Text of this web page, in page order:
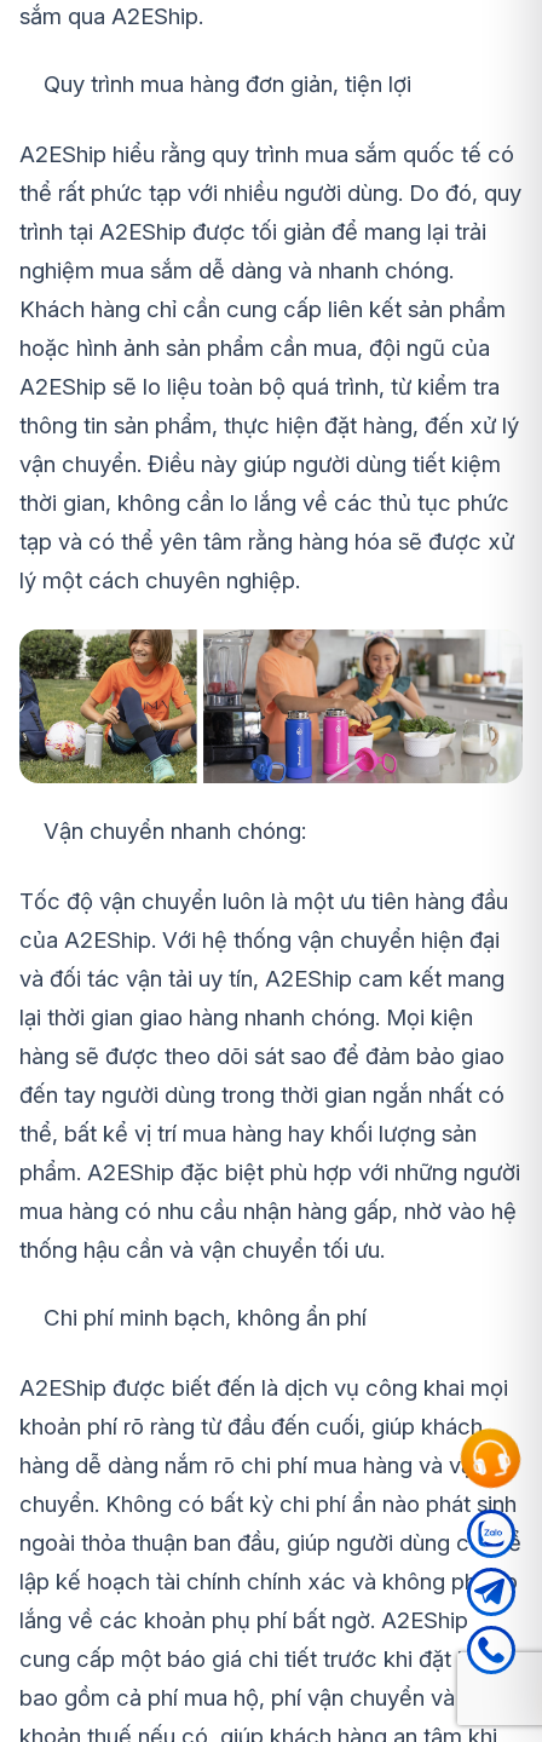
sắm qua A2EShip.
Quy trình mua hàng đơn giản, tiện lợi
A2EShip hiểu rằng quy trình mua sắm quốc tế có
thể rất phức tạp với nhiều người dùng. Do đó, quy
trình tại A2EShip được tối giản để mang lại trải
nghiệm mua sắm dễ dàng và nhanh chóng.
Khách hàng chỉ cần cung cấp liên kết sản phẩm
hoặc hình ảnh sản phẩm cần mua, đội ngũ của
A2EShip sẽ lo liệu toàn bộ quá trình, từ kiểm tra
thông tin sản phẩm, thực hiện đặt hàng, đến xử lý
vận chuyển. Điều này giúp người dùng tiết kiệm
thời gian, không cần lo lắng về các thủ tục phức
tạp và có thể yên tâm rằng hàng hóa sẽ được xử
lý một cách chuyên nghiệp.
Vận chuyển nhanh chóng:
Tốc độ vận chuyển luôn là một ưu tiên hàng đầu
của A2EShip. Với hệ thống vận chuyển hiện đại
và đối tác vận tải uy tín, A2EShip cam kết mang
lại thời gian giao hàng nhanh chóng. Mọi kiện
hàng sẽ được theo dõi sát sao để đảm bảo giao
đến tay người dùng trong thời gian ngắn nhất có
thể, bất kể vị trí mua hàng hay khối lượng sản
phẩm. A2EShip đặc biệt phù hợp với những người
mua hàng có nhu cầu nhận hàng gấp, nhờ vào hệ
thống hậu cần và vận chuyển tối ưu.
Chi phí minh bạch, không ẩn phí
A2EShip được biết đến là dịch vụ công khai mọi
khoản phí rõ ràng từ đầu đến cuối, giúp khách
hàng dễ dàng nắm rõ chi phí mua hàng và vận
chuyển. Không có bất kỳ chi phí ẩn nào phát sinh
ngoài thỏa thuận ban đầu, giúp người dùng có thể
lập kế hoạch tài chính chính xác và không phải lo
lắng về các khoản phụ phí bất ngờ. A2EShip
cung cấp một báo giá chi tiết trước khi đặt hàng,
bao gồm cả phí mua hộ, phí vận chuyển và các
khoản thuế nếu có, giúp khách hàng an tâm khi